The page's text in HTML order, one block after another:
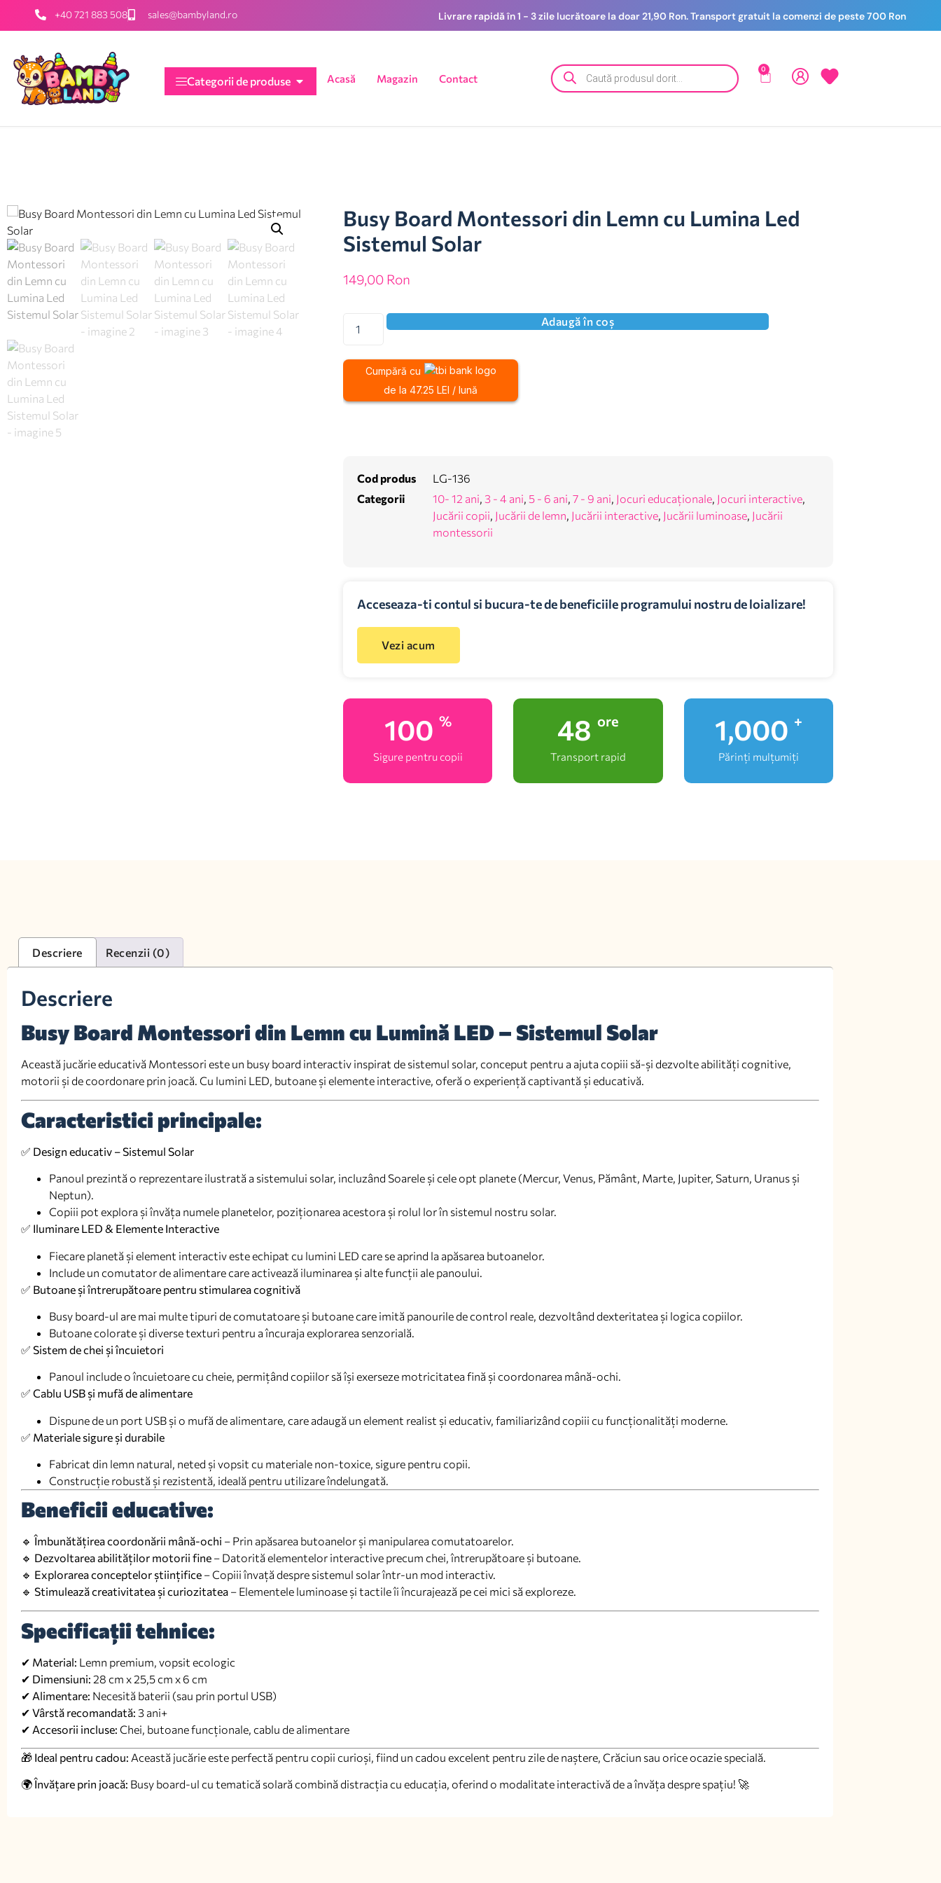
+40 721 883 508 sales@bambyland.ro Livrare rapidă în 1 - 3 zile lucrătoare la doar 21,90 Ron. Transport gratuit la comenzi de peste 700 Ron
Categorii de produse Acasă Magazin Contact
0
Busy Board Montessori din Lemn cu Lumina Led
Sistemul Solar
149,00 Ron
Adaugă în coș
Cumpără cu
de la 47.25 LEI / lună
Cod produs
LG-136
Categorii
10- 12 ani, 3 - 4 ani, 5 - 6 ani, 7 - 9 ani, Jocuri educaționale, Jocuri interactive,
Jucării copii, Jucării de lemn, Jucării interactive, Jucării luminoase, Jucării
montessorii
Acceseaza-ti contul si bucura-te de beneficiile programului nostru de loializare!
Vezi acum
100 %
Sigure pentru copii
48 ore
Transport rapid
1,000 +
Părinți mulțumiți
Descriere Recenzii (0)
Descriere
Busy Board Montessori din Lemn cu Lumină LED – Sistemul Solar
Această jucărie educativă Montessori este un busy board interactiv inspirat de sistemul solar, conceput pentru a ajuta copiii să-și dezvolte abilități cognitive,
motorii și de coordonare prin joacă. Cu lumini LED, butoane și elemente interactive, oferă o experiență captivantă și educativă.
Caracteristici principale:
✅ Design educativ – Sistemul Solar
Panoul prezintă o reprezentare ilustrată a sistemului solar, incluzând Soarele și cele opt planete (Mercur, Venus, Pământ, Marte, Jupiter, Saturn, Uranus și
Neptun).
Copiii pot explora și învăța numele planetelor, poziționarea acestora și rolul lor în sistemul nostru solar.
✅ Iluminare LED & Elemente Interactive
Fiecare planetă și element interactiv este echipat cu lumini LED care se aprind la apăsarea butoanelor.
Include un comutator de alimentare care activează iluminarea și alte funcții ale panoului.
✅ Butoane și întrerupătoare pentru stimularea cognitivă
Busy board-ul are mai multe tipuri de comutatoare și butoane care imită panourile de control reale, dezvoltând dexteritatea și logica copiilor.
Butoane colorate și diverse texturi pentru a încuraja explorarea senzorială.
✅ Sistem de chei și încuietori
Panoul include o încuietoare cu cheie, permițând copiilor să își exerseze motricitatea fină și coordonarea mână-ochi.
✅ Cablu USB și mufă de alimentare
Dispune de un port USB și o mufă de alimentare, care adaugă un element realist și educativ, familiarizând copiii cu funcționalități moderne.
✅ Materiale sigure și durabile
Fabricat din lemn natural, neted și vopsit cu materiale non-toxice, sigure pentru copii.
Construcție robustă și rezistentă, ideală pentru utilizare îndelungată.
Beneficii educative:
🔹Îmbunătățirea coordonării mână-ochi – Prin apăsarea butoanelor și manipularea comutatoarelor.
🔹 Dezvoltarea abilităților motorii fine – Datorită elementelor interactive precum chei, întrerupătoare și butoane.
🔹 Explorarea conceptelor științifice – Copiii învață despre sistemul solar într-un mod interactiv.
🔹 Stimulează creativitatea și curiozitatea – Elementele luminoase și tactile îi încurajează pe cei mici să exploreze.
Specificații tehnice:
✔ Material: Lemn premium, vopsit ecologic
✔ Dimensiuni: 28 cm x 25,5 cm x 6 cm
✔ Alimentare: Necesită baterii (sau prin portul USB)
✔ Vârstă recomandată: 3 ani+
✔ Accesorii incluse: Chei, butoane funcționale, cablu de alimentare
🎁 Ideal pentru cadou: Această jucărie este perfectă pentru copii curioși, fiind un cadou excelent pentru zile de naștere, Crăciun sau orice ocazie specială.
🌍Învățare prin joacă: Busy board-ul cu tematică solară combină distracția cu educația, oferind o modalitate interactivă de a învăța despre spațiu! 🚀